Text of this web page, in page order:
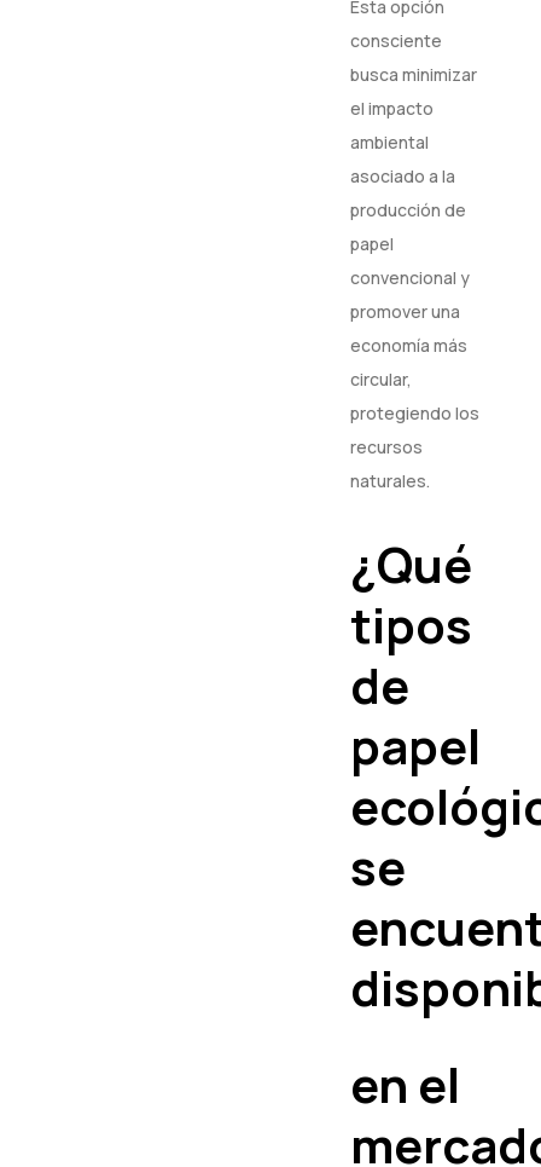
Esta opción
consciente
busca minimizar
el impacto
ambiental
asociado a la
producción de
papel
convencional y
promover una
economía más
circular,
protegiendo los
recursos
naturales.
¿Qué
tipos
de
papel
se
en el